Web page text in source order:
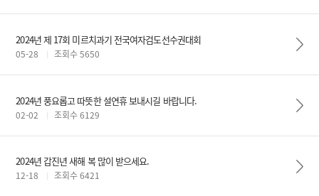
2024년 제 17회 미르치과기 전국여자검도선수권대회
05-28 조회수 5650
2024년 풍요롭고 따뜻한 설연휴 보내시길 바랍니다.
02-02 조회수 6129
2024년 갑진년 새해 복 많이 받으세요.
12-18 조회수 6421